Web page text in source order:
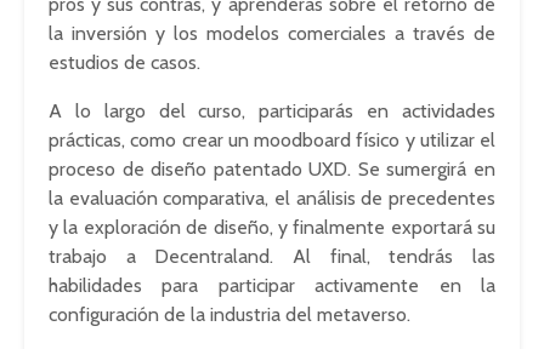
la inversión y los modelos comerciales a través de
estudios de casos.
A lo largo del curso, participarás en actividades
prácticas, como crear un moodboard físico y utilizar el
proceso de diseño patentado UXD. Se sumergirá en
la evaluación comparativa, el análisis de precedentes
y la exploración de diseño, y finalmente exportará su
trabajo a Decentraland. Al final, tendrás las
habilidades para participar activamente en la
configuración de la industria del metaverso.